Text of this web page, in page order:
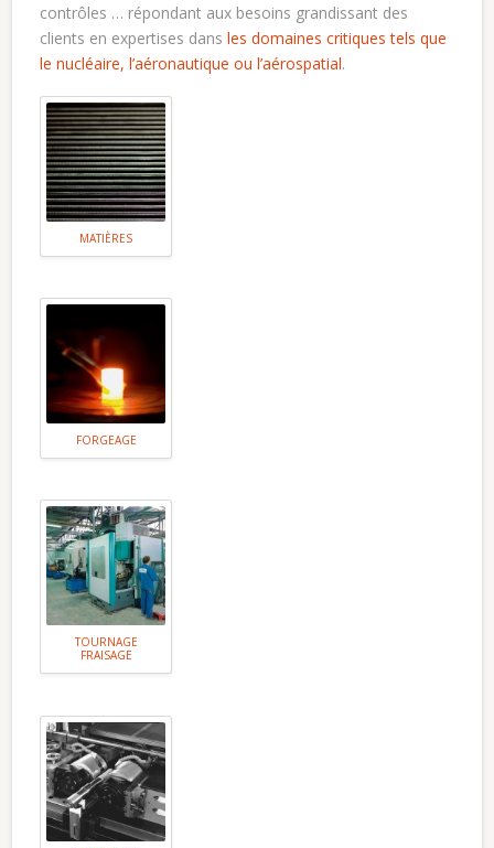
contrôles … répondant aux besoins grandissant des
clients en expertises dans les domaines critiques tels que
le nucléaire, l’aéronautique ou l’aérospatial.
MATIÈRES
FORGEAGE
TOURNAGE
FRAISAGE